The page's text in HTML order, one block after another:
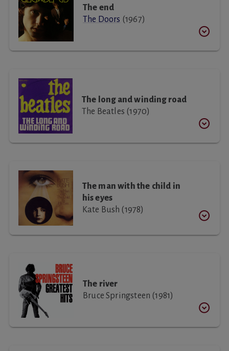
The end
The Doors (1967)
The long and winding road
The Beatles (1970)
The man with the child in
his eyes
Kate Bush (1978)
The river
Bruce Springsteen (1981)